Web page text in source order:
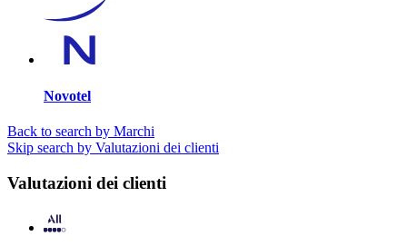
Novotel
Back to search by Marchi
Skip search by Valutazioni dei clienti
Valutazioni dei clienti